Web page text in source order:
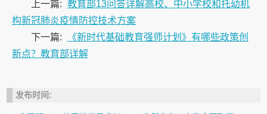
上一篇: 教育部13问答详解高校、中小学校和托幼机
构新冠肺炎疫情防控技术方案
下一篇:
《新时代基础教育强师计划》有哪些政策创
新点？教育部详解
发布时间: